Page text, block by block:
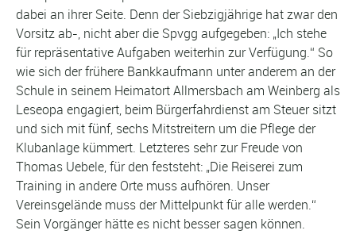
dabei an ihrer Seite. Denn der Siebzigjährige hat zwar den
Vorsitz ab-, nicht aber die Spvgg aufgegeben: „Ich stehe
für repräsentative Aufgaben weiterhin zur Verfügung.“ So
wie sich der frühere Bankkaufmann unter anderem an der
Schule in seinem Heimatort Allmersbach am Weinberg als
Leseopa engagiert, beim Bürgerfahrdienst am Steuer sitzt
und sich mit fünf, sechs Mitstreitern um die Pflege der
Klubanlage kümmert. Letzteres sehr zur Freude von
Thomas Uebele, für den feststeht: „Die Reiserei zum
Training in andere Orte muss aufhören. Unser
Vereinsgelände muss der Mittelpunkt für alle werden.“
Sein Vorgänger hätte es nicht besser sagen können.